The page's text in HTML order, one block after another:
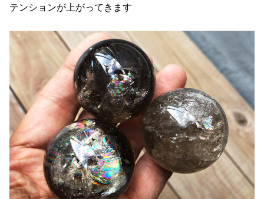
テンションが上がってきます